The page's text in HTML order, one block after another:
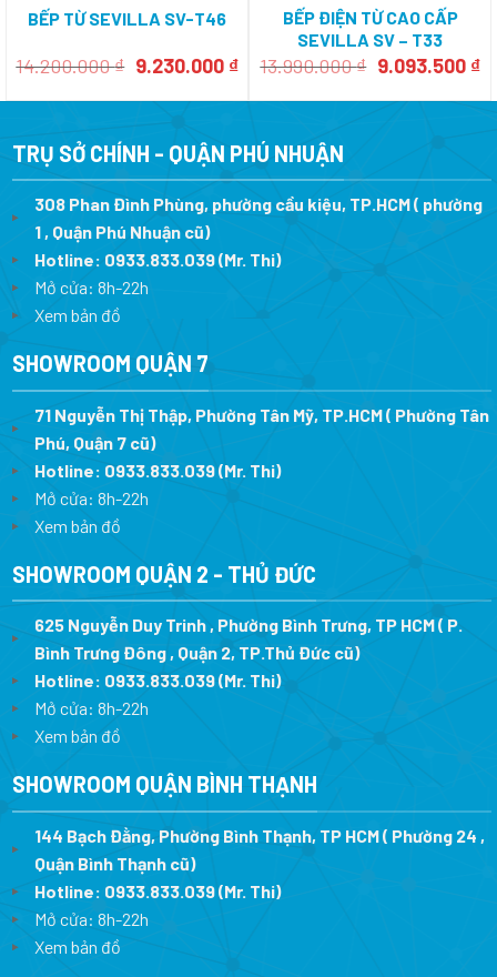
BẾP TỪ SEVILLA SV-T46
14.200.000₫ Giá
là:
9.230.000 ₫Giá
tại
9.230.000 ₫.
BẾP ĐIỆN TỪ CAO CẤP
SEVILLA SV – T33
13.990.000₫ Giá
là:
9.093.500 ₫
TRỤ SỞ CHÍNH - QUẬN PHÚ NHUẬN
308 Phan Đình Phùng, phường cầu kiệu, TP.HCM ( phường
1 , Quận Phú Nhuận cũ)
Hotline: 0933.833.039(Mr. Thi)
Mở cửa: 8h-22h
Xem bản đồ
SHOWROOM QUẬN 7
71 Nguyễn Thị Thập, Phường Tân Mỹ, TP.HCM ( Phường Tân
Phú, Quận 7 cũ)
Hotline: 0933.833.039(Mr. Thi)
Mở cửa: 8h-22h
Xem bản đồ
SHOWROOM QUẬN 2 - THỦ ĐỨC
625 Nguyễn Duy Trinh , Phường Bình Trưng, TP HCM ( P.
Bình Trưng Đông , Quận 2, TP.Thủ Đức cũ)
Hotline: 0933.833.039(Mr. Thi)
Mở cửa: 8h-22h
Xem bản đồ
SHOWROOM QUẬN BÌNH THẠNH
144 Bạch Đằng, Phường Bình Thạnh, TP HCM ( Phường 24 ,
Quận Bình Thạnh cũ)
Hotline: 0933.833.039(Mr. Thi)
Mở cửa: 8h-22h
Xem bản đồ